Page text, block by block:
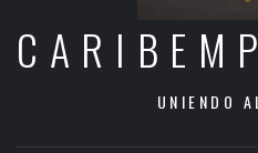
UNIENDO